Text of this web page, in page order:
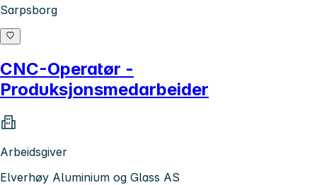
Sarpsborg
CNC-Operatør -
Produksjonsmedarbeider
Arbeidsgiver
Elverhøy Aluminium og Glass AS